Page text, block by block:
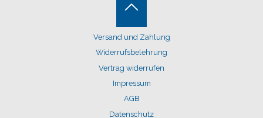
Versand und Zahlung
Widerrufsbelehrung
Vertrag widerrufen
Impressum
AGB
Datenschutz
Back
to
Top